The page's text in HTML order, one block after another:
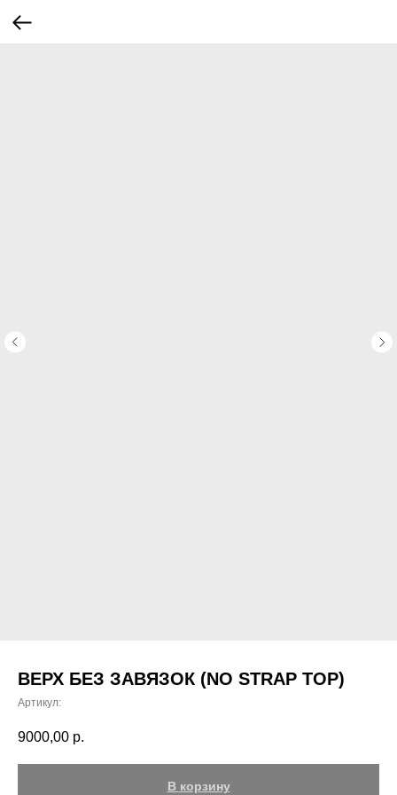
ВЕРХ БЕЗ ЗАВЯЗОК (NO STRAP TOP)
Артикул:
9000,00 р.
В корзину